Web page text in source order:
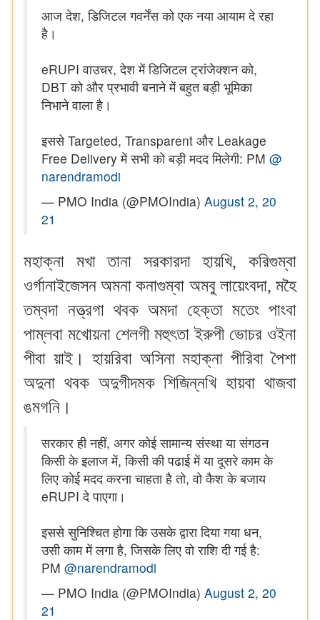
आज देश, डिजिटल गवर्नेंस को एक नया आयाम दे रहा
है।
eRUPI वाउचर, देश में डिजिटल ट्रांजेक्शन को,
DBT को और प्रभावी बनाने में बहुत बड़ी भूमिका
निभाने वाला है।
इससे Targeted, Transparent और Leakage
Free Delivery में सभी को बड़ी मदद मिलेगी: PM @
narendramodi
— PMO India (@PMOIndia) August 2, 20
21
মহাক্না মখা তানা সরকারদা হায়খি, করিগুম্বা
ওর্গানাইজেসন অমনা কনাগুম্বা অমবু লায়েংবদা, মহৈ
তম্বদা নত্ত্রগা থবক অমদা হেক্তা মতেং পাংবা
পাম্লবা মখোয়না শেলগী মহুৎতা ইরুপী ভোচর ওইনা
পীবা য়াই। হায়রিবা অসিনা মহাক্না পীরিবা পৈশা
অদুনা থবক অদুগীদমক শিজিন্নখি হায়বা থাজবা
ঙমগনি।
सरकार ही नहीं, अगर कोई सामान्य संस्था या संगठन
किसी के इलाज में, किसी की पढाई में या दूसरे काम के
लिए कोई मदद करना चाहता है तो, वो कैश के बजाय
eRUPI दे पाएगा।
इससे सुनिश्चित होगा कि उसके द्वारा दिया गया धन,
उसी काम में लगा है, जिसके लिए वो राशि दी गई है:
PM @narendramodi
— PMO India (@PMOIndia) August 2, 20
21